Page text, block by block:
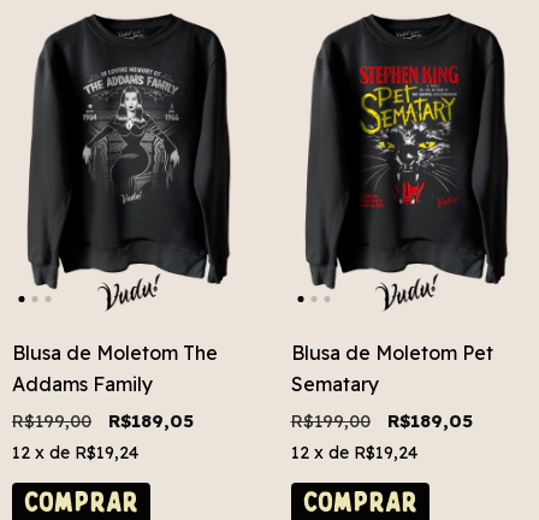
Blusa de Moletom The
Addams Family
R$199,00 R$189,05
12 x de R$19,24
COMPRAR
Blusa de Moletom Pet
Sematary
R$199,00 R$189,05
12 x de R$19,24
COMPRAR